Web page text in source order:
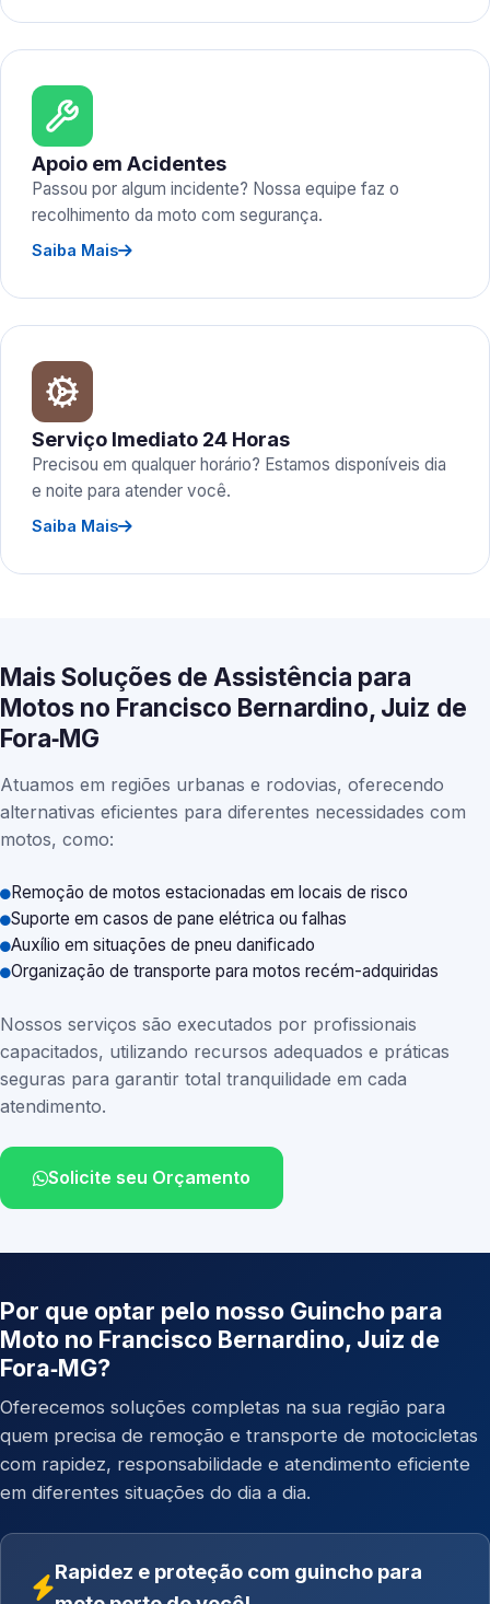
Apoio em Acidentes
Passou por algum incidente? Nossa equipe faz o
recolhimento da moto com segurança.
Saiba Mais
Serviço Imediato 24 Horas
Precisou em qualquer horário? Estamos disponíveis dia
e noite para atender você.
Saiba Mais
Mais Soluções de Assistência para
Motos no Francisco Bernardino, Juiz de
Fora‑MG
Atuamos em regiões urbanas e rodovias, oferecendo
alternativas eficientes para diferentes necessidades com
motos, como:
Remoção de motos estacionadas em locais de risco
Suporte em casos de pane elétrica ou falhas
Auxílio em situações de pneu danificado
Organização de transporte para motos recém-adquiridas
Nossos serviços são executados por profissionais
capacitados, utilizando recursos adequados e práticas
seguras para garantir total tranquilidade em cada
atendimento.
Solicite seu Orçamento
Por que optar pelo nosso Guincho para
Moto no Francisco Bernardino, Juiz de
Fora‑MG?
Oferecemos soluções completas na sua região para
quem precisa de remoção e transporte de motocicletas
com rapidez, responsabilidade e atendimento eficiente
em diferentes situações do dia a dia.
Rapidez e proteção com guincho para